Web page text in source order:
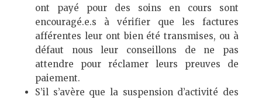
ont payé pour des soins en cours sont
encouragé.e.s à vérifier que les factures
afférentes leur ont bien été transmises, ou à
défaut nous leur conseillons de ne pas
attendre pour réclamer leurs preuves de
paiement.
S’il s’avère que la suspension d’activité des